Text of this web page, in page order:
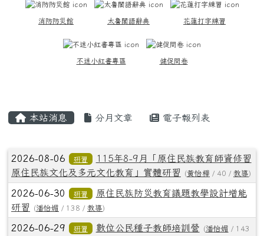
消防防災館 太魯閣語辭典 花蓮打字練習
不迷小紅書專區 健促問卷
本站消息 分月文章 電子報列表
文章列表
2026-08-06 研習
115年8-9月「原住民族教育師資修習
原住民族文化及多元文化教育」實體研習
(黃怡樺 / 40 / 教導)
2026-06-30 研習
原住民族防災教育議題教學設計增能
研習
(潘怡媚 / 138 / 教導)
2026-06-29 研習 數位公民種子教師培訓營 (潘怡媚 / 143